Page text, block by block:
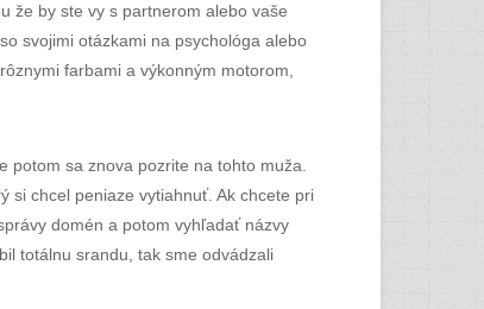
že by ste vy s partnerom alebo vaše
svojimi otázkami na psychológa alebo
farbami a výkonným motorom,
sa znova pozrite na tohto muža.
si chcel peniaze vytiahnuť. Ak chcete pri
domén a potom vyhľadať názvy
totálnu srandu, tak sme odvádzali